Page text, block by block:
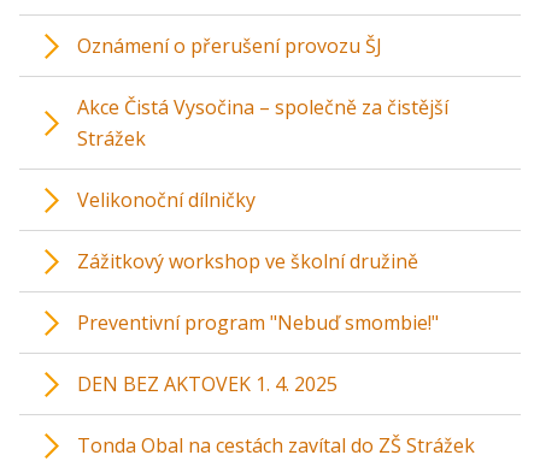
Oznámení o přerušení provozu ŠJ
Akce Čistá Vysočina – společně za čistější
Strážek
Velikonoční dílničky
Zážitkový workshop ve školní družině
Preventivní program "Nebuď smombie!"
DEN BEZ AKTOVEK 1. 4. 2025
Tonda Obal na cestách zavítal do ZŠ Strážek